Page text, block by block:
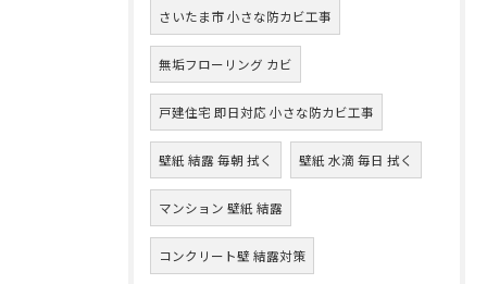
さいたま市 小さな防カビ工事
無垢フローリング カビ
戸建住宅 即日対応 小さな防カビ工事
壁紙 結露 毎朝 拭く 壁紙 水滴 毎日 拭く
マンション 壁紙 結露
コンクリート壁 結露対策